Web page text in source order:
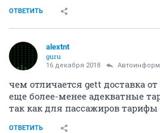
ОТВЕТИТЬ
alextnt
guru
16 декабря 2018
чем отличается gett доставка от
еще более-менее адекватные
так как для пассажиров
ОТВЕТИТЬ